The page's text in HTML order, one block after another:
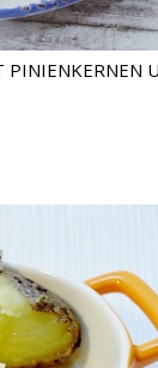
PINIENKERNEN